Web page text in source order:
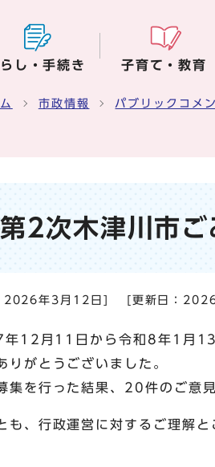
し・手続き 子育て・教育
市政情報 パブリックコメ
第2次木津川市
2026年3月12日 [更新日：
年12月11日から令和8年1月13
りがとうございました。
集を行った結果、20件のご意
も、行政運営に対するご理解